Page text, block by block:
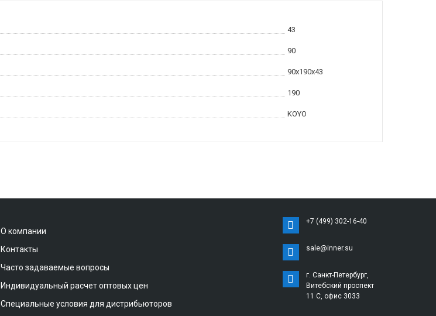
43
90
90x190x43
190
KOYO
О компании
Контакты
Часто задаваемые вопросы
Индивидуальный расчет оптовых цен
Специальные условия для дистрибьюторов
+7 (499) 302-16-40
sale@inner.su
г. Санкт-Петербург,
Витебский проспект
11 С, офис 3033